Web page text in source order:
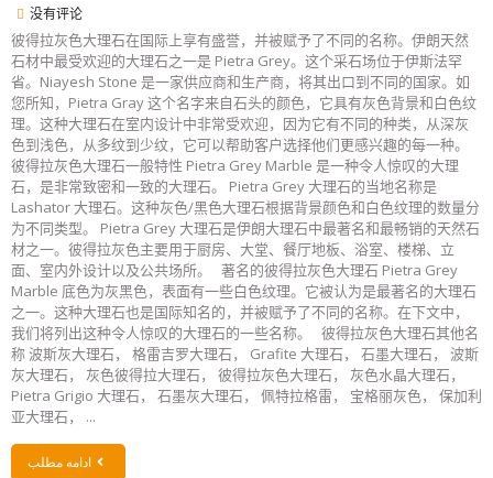
没有评论
彼得拉灰色大理石在国际上享有盛誉，并被赋予了不同的名称。伊朗天然
石材中最受欢迎的大理石之一是 Pietra Grey。这个采石场位于伊斯法罕
省。Niayesh Stone 是一家供应商和生产商，将其出口到不同的国家。如
您所知，Pietra Gray 这个名字来自石头的颜色，它具有灰色背景和白色纹
理。这种大理石在室内设计中非常受欢迎，因为它有不同的种类，从深灰
色到浅色，从多纹到少纹，它可以帮助客户选择他们更感兴趣的每一种。
彼得拉灰色大理石一般特性 Pietra Grey Marble 是一种令人惊叹的大理
石，是非常致密和一致的大理石。 Pietra Grey 大理石的当地名称是
Lashator 大理石。这种灰色/黑色大理石根据背景颜色和白色纹理的数量分
为不同类型。 Pietra Grey 大理石是伊朗大理石中最著名和最畅销的天然石
材之一。彼得拉灰色主要用于厨房、大堂、餐厅地板、浴室、楼梯、立
面、室内外设计以及公共场所。 著名的彼得拉灰色大理石 Pietra Grey
Marble 底色为灰黑色，表面有一些白色纹理。它被认为是最著名的大理石
之一。这种大理石也是国际知名的，并被赋予了不同的名称。在下文中，
我们将列出这种令人惊叹的大理石的一些名称。 彼得拉灰色大理石其他名
称 波斯灰大理石， 格雷吉罗大理石， Grafite 大理石， 石墨大理石， 波斯
灰大理石， 灰色彼得拉大理石， 彼得拉灰色大理石， 灰色水晶大理石，
Pietra Grigio 大理石， 石墨灰大理石， 佩特拉格雷， 宝格丽灰色， 保加利
亚大理石， ...
ادامه مطلب